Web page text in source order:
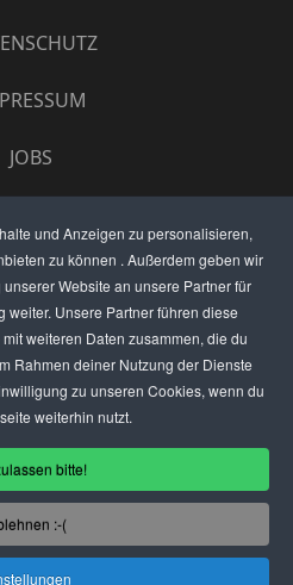
und Anzeigen zu personalisieren,
zu können . Außerdem geben wir
Website an unsere Partner für
Unsere Partner führen diese
weiteren Daten zusammen, die du
Rahmen deiner Nutzung der Dienste
zu unseren Cookies, wenn du
weiterhin nutzt.
bitte!
:-(
JOBS
PREISE
UNS
VORSTELLEN
USER